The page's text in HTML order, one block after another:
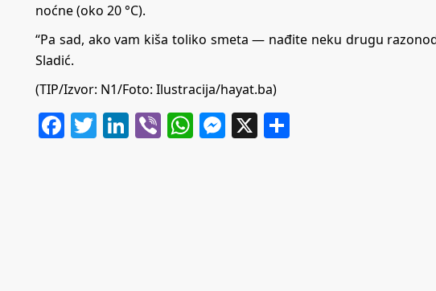
noćne (oko 20 °C).
“Pa sad, ako vam kiša toliko smeta — nađite neku drugu
Sladić.
(TIP/Izvor: N1/Foto: Ilustracija/hayat.ba)
Facebook
Twitter
LinkedIn
ViberWhatsApp
Messenger
X